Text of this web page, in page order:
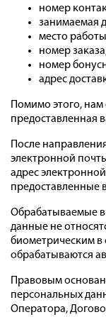
номер
занимаемая
место
номер
номер
адрес
Помимо этого,
предоставленная
После
электронной
адрес
предоставленные
Обрабатываемые
данные не
биометрическим в
обрабатываются
Правовым
персональных
Оператора,